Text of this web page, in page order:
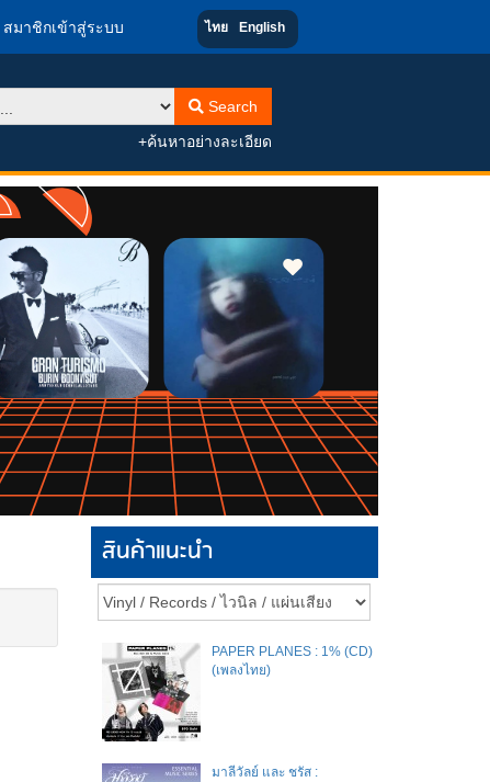
สมาชิกเข้าสู่ระบบ ไทย English
Search
+ค้นหาอย่างละเอียด
สินค้าแนะนำ
PAPER PLANES : 1% (CD)
(เพลงไทย)
มาลีวัลย์​ และ​ ชรัส​ :